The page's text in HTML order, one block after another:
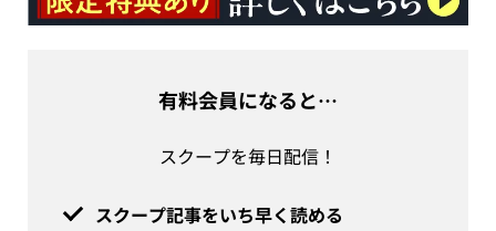
有料会員になると…
スクープを毎日配信！
スクープ記事をいち早く読める